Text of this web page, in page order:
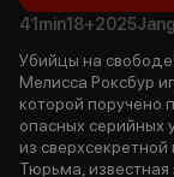
41min18+2025
Убийцы на
Мелисса Роксбур
которой поручено
опасных серийных
из
Тюрьма, известная